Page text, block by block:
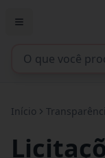
Início